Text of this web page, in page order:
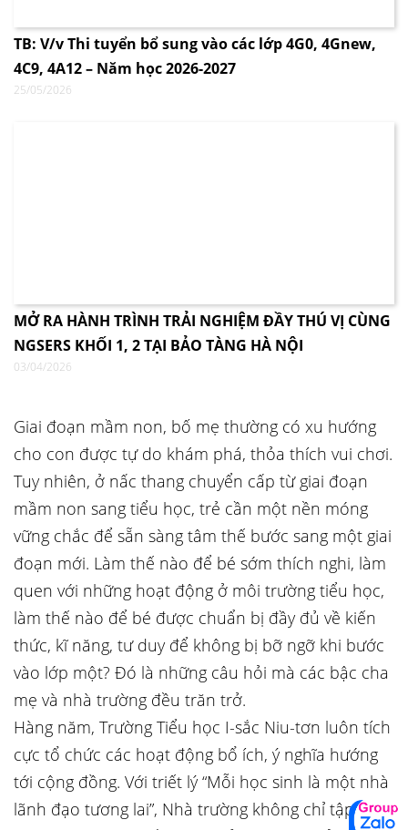
TB: V/v Thi tuyển bổ sung vào các lớp 4G0, 4Gnew,
4C9, 4A12 – Năm học 2026-2027
25/05/2026
MỞ RA HÀNH TRÌNH TRẢI NGHIỆM ĐẦY THÚ VỊ CÙNG
NGSERS KHỐI 1, 2 TẠI BẢO TÀNG HÀ NỘI
03/04/2026
Giai đoạn mầm non, bố mẹ thường có xu hướng
cho con được tự do khám phá, thỏa thích vui chơi.
Tuy nhiên, ở nấc thang chuyển cấp từ giai đoạn
mầm non sang tiểu học, trẻ cần một nền móng
vững chắc để sẵn sàng tâm thế bước sang một giai
đoạn mới. Làm thế nào để bé sớm thích nghi, làm
quen với những hoạt động ở môi trường tiểu học,
làm thế nào để bé được chuẩn bị đầy đủ về kiến
thức, kĩ năng, tư duy để không bị bỡ ngỡ khi bước
vào lớp một? Đó là những câu hỏi mà các bậc cha
mẹ và nhà trường đều trăn trở.
Hàng năm, Trường Tiểu học I-sắc Niu-tơn luôn tích
cực tổ chức các hoạt động bổ ích, ý nghĩa hướng
tới cộng đồng. Với triết lý “Mỗi học sinh là một nhà
lãnh đạo tương lai”, Nhà trường không chỉ tập